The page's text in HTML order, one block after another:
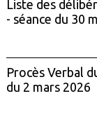
Liste des
- séance du 30
Procès Verbal
du 2 mars 2026